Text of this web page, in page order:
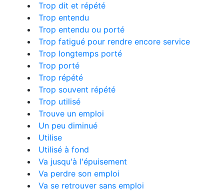
Trop dit et répété
Trop entendu
Trop entendu ou porté
Trop fatigué pour rendre encore service
Trop longtemps porté
Trop porté
Trop répété
Trop souvent répété
Trop utilisé
Trouve un emploi
Un peu diminué
Utilise
Utilisé à fond
Va jusqu'à l'épuisement
Va perdre son emploi
Va se retrouver sans emploi